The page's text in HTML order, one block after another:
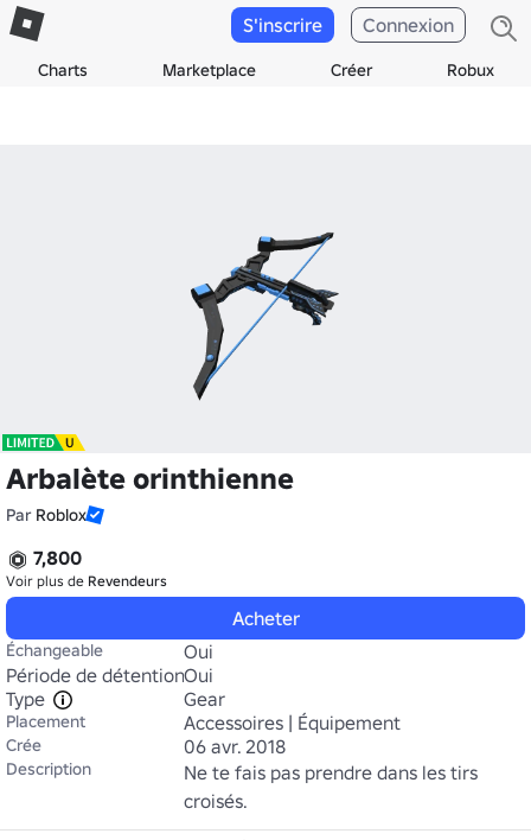
Charts Marketplace Créer Robux
S'inscrire Connexion
Arbalète orinthienne
Par Roblox
7,800
Voir plus de Revendeurs
Acheter
Échangeable
Oui
Période de détentionOui
Type
Gear
Placement Accessoires | Équipement
Crée 06 avr. 2018
Description
Ne te fais pas prendre dans les tirs
croisés.